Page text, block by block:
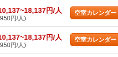
円/人
円/人)
空室カレンダー
円/人
円/人)
空室カレンダー